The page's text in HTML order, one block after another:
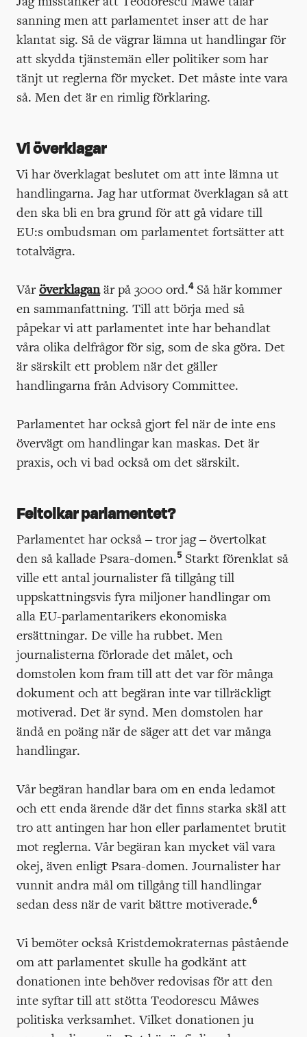
sanning men att parlamentet inser att de har
klantat sig. Så de vägrar lämna ut handlingar för
att skydda tjänstemän eller politiker som har
tänjt ut reglerna för mycket. Det måste inte vara
så. Men det är en rimlig förklaring.
Vi överklagar
Vi har överklagat beslutet om att inte lämna ut
handlingarna. Jag har utformat överklagan så att
den ska bli en bra grund för att gå vidare till
EU:s ombudsman om parlamentet fortsätter att
totalvägra.
Våröverklaganär på 3000 ord.4Så här kommer
en sammanfattning. Till att börja med så
påpekar vi att parlamentet inte har behandlat
våra olika delfrågor för sig, som de ska göra. Det
är särskilt ett problem när det gäller
handlingarna från Advisory Committee.
Parlamentet har också gjort fel när de inte ens
övervägt om handlingar kan maskas. Det är
praxis, och vi bad också om det särskilt.
Feltolkar parlamentet?
Parlamentet har också – tror jag – övertolkat
den så kallade Psara-domen.5 Starkt förenklat så
ville ett antal journalister få tillgång till
uppskattningsvis fyra miljoner handlingar om
alla EU-parlamentarikers ekonomiska
ersättningar. De ville ha rubbet. Men
journalisterna förlorade det målet, och
domstolen kom fram till att det var för många
dokument och att begäran inte var tillräckligt
motiverad. Det är synd. Men domstolen har
ändå en poäng när de säger att det var många
handlingar.
Vår begäran handlar bara om en enda ledamot
och ett enda ärende där det finns starka skäl att
tro att antingen har hon eller parlamentet brutit
mot reglerna. Vår begäran kan mycket väl vara
okej, även enligt Psara-domen. Journalister har
vunnit andra mål om tillgång till handlingar
sedan dess när de varit bättre motiverade.6
Vi bemöter också Kristdemokraternas påstående
om att parlamentet skulle ha godkänt att
donationen inte behöver redovisas för att den
inte syftar till att stötta Teodorescu Måwes
politiska verksamhet. Vilket donationen ju